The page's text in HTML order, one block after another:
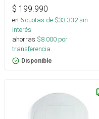
$ 199.990
en 6cuotas de $33.332sin
interés
ahorras $8.000 por
transferencia.
Disponible